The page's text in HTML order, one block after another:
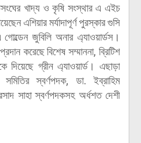
খাদ্য ও কৃষি সংস্থার এ এইচ
এশিয়ার মর্যাদাপূর্ণ পুরস্কার গুসি
জুবিলি অনার এ্যাওয়ার্ডস।
করেছে বিশেষ সম্মাননা, ব্রিটিশ
দিয়েছে গ্রীন এ্যাওয়ার্ড। এছাড়া
সমিতির স্বর্ণপদক, ডা. ইব্রাহিম
সাহা স্বর্ণপদকসহ অর্ধশত দেশী